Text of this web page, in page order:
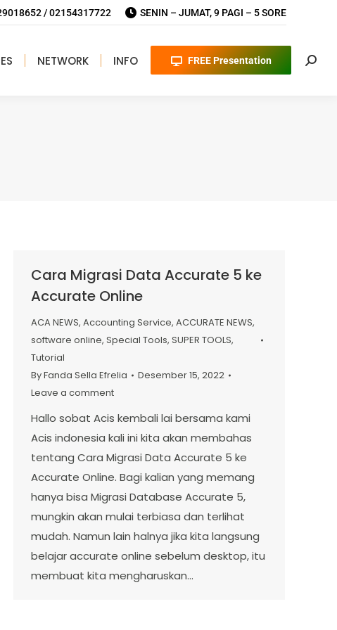
/ 02154317722 SENIN – JUMAT, 9 PAGI – 5 SORE
NETWORK INFO FREE Presentation
Cara Migrasi Data Accurate 5 ke
Accurate Online
ACA NEWS, Accounting Service, ACCURATE NEWS,
software online, Special Tools, SUPER TOOLS,
Tutorial
ByFanda Sella Efrelia
Desember 15, 2022
Leave a comment
Hallo sobat Acis kembali lai bersama kami
Acis indonesia kali ini kita akan membahas
tentang Cara Migrasi Data Accurate 5 ke
Accurate Online. Bagi kalian yang memang
hanya bisa Migrasi Database Accurate 5,
mungkin akan mulai terbiasa dan terlihat
mudah. Namun lain halnya jika kita langsung
belajar accurate online sebelum desktop, itu
membuat kita mengharuskan…